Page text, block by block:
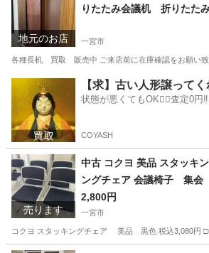
地元のお店
りたたみ会議机 折りたた
市 稲沢市 名古屋 岐阜
羽島 三重 グッドプライ
一宮市
各種長机 買取 販売中 ご来店前に在庫確認をお願い
リサイクルショップ 買取
【求】古い人形譲って
状態が悪くてもOK🙆‍♀️査定0円‼️
COYASH
売ります
中古 コクヨ 美品 スタッキ
ングチェア 会議椅子 集
愛知県 一宮市 名古屋 稲沢
務ヶ原 三重 愛知 グッドプラ
2,800円
一宮市
コクヨ スタッキングチェア 美品 黒色 税込3,080円